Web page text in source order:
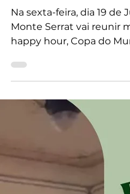
EVENTOS PASSADOS
Happy Hour da Seleção -
Na sexta-feira, dia 19 de
Monte Serrat vai reunir
happy hour, Copa do
chope, torcida animada
vistas mais lindas do